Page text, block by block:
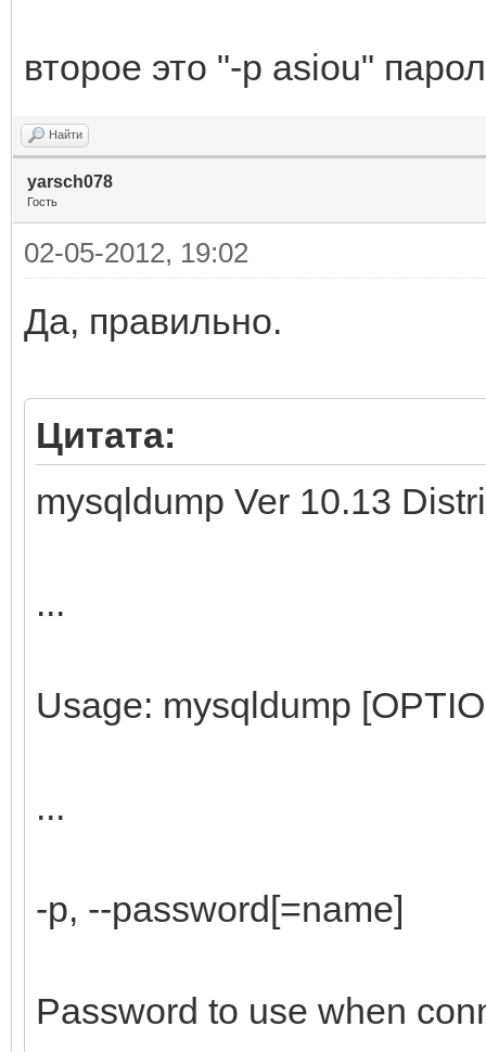
второе это "-p asiou"
Найти
yarsch078
Гость
02-05-2012, 19:02
Да, правильно.
Цитата:
mysqldump Ver 10.13
...
Usage: mysqldump
...
-p, --password[=name]
Password to use when